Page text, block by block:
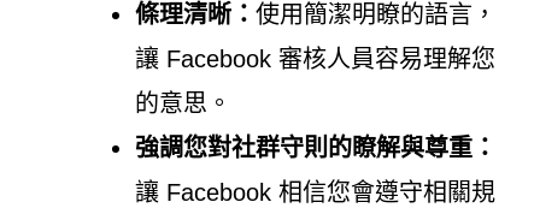
條理清晰： 使用簡潔明瞭的語言，
讓 Facebook 審核人員容易理解您
的意思。
強調您對社群守則的瞭解與尊重：
讓 Facebook 相信您會遵守相關規